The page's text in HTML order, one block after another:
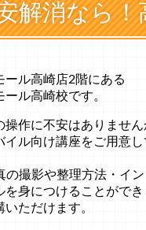
解消なら
ル高崎店2階にある
ル高崎校です。
作に不安はありません
ル向け講座をご用意
の撮影や整理方法・イ
身につけることができ
ただけます。